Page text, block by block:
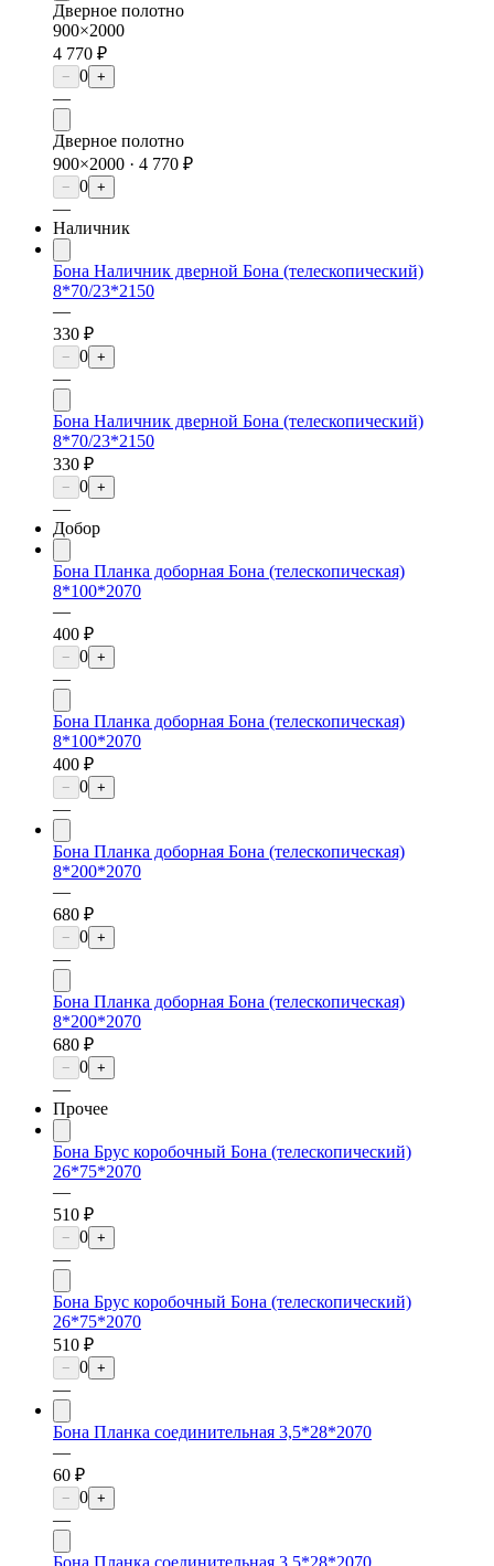
Дверное полотно
900×2000
4 770 ₽
− 0 +
—
Дверное полотно
900×2000 · 4 770 ₽
− 0 +
—
Наличник
Бона Наличник дверной Бона (телескопический)
8*70/23*2150
—
330 ₽
− 0 +
—
Бона Наличник дверной Бона (телескопический)
8*70/23*2150
330 ₽
− 0 +
—
Добор
Бона Планка доборная Бона (телескопическая)
8*100*2070
—
400 ₽
− 0 +
—
Бона Планка доборная Бона (телескопическая)
8*100*2070
400 ₽
− 0 +
—
Бона Планка доборная Бона (телескопическая)
8*200*2070
—
680 ₽
− 0 +
—
Бона Планка доборная Бона (телескопическая)
8*200*2070
680 ₽
− 0 +
—
Прочее
Бона Брус коробочный Бона (телескопический)
26*75*2070
—
510 ₽
− 0 +
—
Бона Брус коробочный Бона (телескопический)
26*75*2070
510 ₽
− 0 +
—
Бона Планка соединительная 3,5*28*2070
—
60 ₽
− 0 +
—